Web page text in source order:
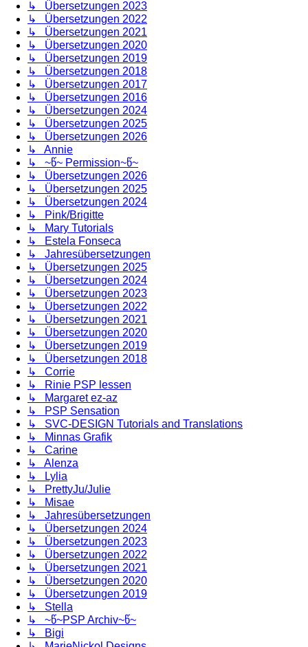
↳ Übersetzungen 2023
↳ Übersetzungen 2022
↳ Übersetzungen 2021
↳ Übersetzungen 2020
↳ Übersetzungen 2019
↳ Übersetzungen 2018
↳ Übersetzungen 2017
↳ Übersetzungen 2016
↳ Übersetzungen 2024
↳ Übersetzungen 2025
↳ Übersetzungen 2026
↳ Annie
↳ ~წ~ Permission~წ~
↳ Übersetzungen 2026
↳ Übersetzungen 2025
↳ Übersetzungen 2024
↳ Pink/Brigitte
↳ Mary Tutorials
↳ Estela Fonseca
↳ Jahresübersetzungen
↳ Übersetzungen 2025
↳ Übersetzungen 2024
↳ Übersetzungen 2023
↳ Übersetzungen 2022
↳ Übersetzungen 2021
↳ Übersetzungen 2020
↳ Übersetzungen 2019
↳ Übersetzungen 2018
↳ Corrie
↳ Rinie PSP lessen
↳ Margaret ez-az
↳ PSP Sensation
↳ SVC-DESIGN Tutorials and Translations
↳ Minnas Grafik
↳ Carine
↳ Alenza
↳ Lylia
↳ PrettyJu/Julie
↳ Misae
↳ Jahresübersetzungen
↳ Übersetzungen 2024
↳ Übersetzungen 2023
↳ Übersetzungen 2022
↳ Übersetzungen 2021
↳ Übersetzungen 2020
↳ Übersetzungen 2019
↳ Stella
↳ ~წ~PSP Archiv~წ~
↳ Bigi